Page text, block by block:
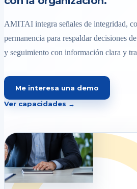
AMITAI integra señales de integridad,
permanencia para respaldar decisiones
y seguimiento con información clara y
Me interesa una demo
Ver capacidades →